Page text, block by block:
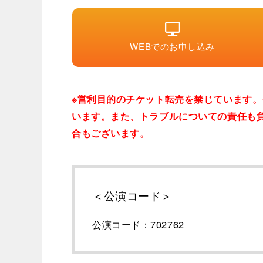
WEBでのお申し込み
※営利目的のチケット転売を禁じています
います。また、トラブルについての責任
合もございます。
＜公演コード＞
公演コード：702762